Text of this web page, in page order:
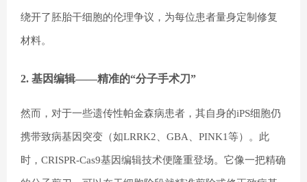
绕开了胚胎干细胞的伦理争议，为每位患者量身定制修复
材料。
2. 基因编辑——精准的“分子手术刀”
然而，对于一些遗传性帕金森病患者，其自身的iPS细胞仍
携带致病基因突变（如LRRK2、GBA、PINK1等）。此
时，CRISPR-Cas9基因编辑技术便隆重登场。它像一把精确